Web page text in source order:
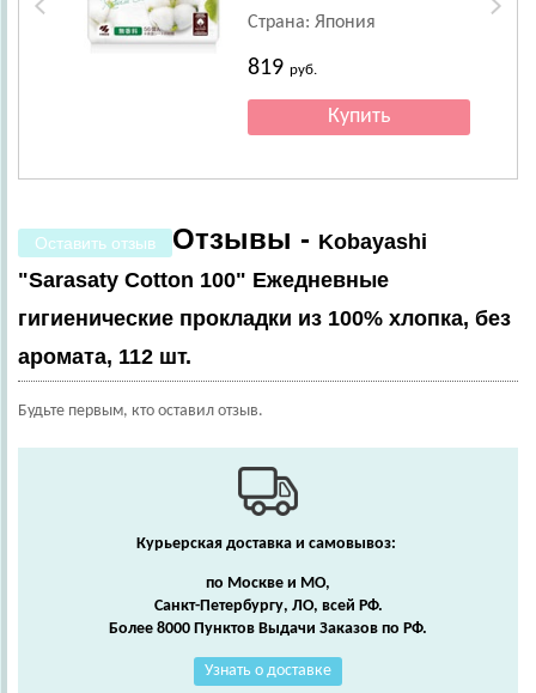
Страна: Япония
819руб.
Оставить отзыв Отзывы - Kobayashi
"Sarasaty Cotton 100" Ежедневные
гигиенические прокладки из 100% хлопка, без
аромата, 112 шт.
Будьте первым, кто оставил отзыв.
Курьерская доставка и самовывоз:
по Москве и МО,
Санкт-Петербургу, ЛО, всей РФ.
Более 8000 Пунктов Выдачи Заказов по РФ.
Узнать о доставке